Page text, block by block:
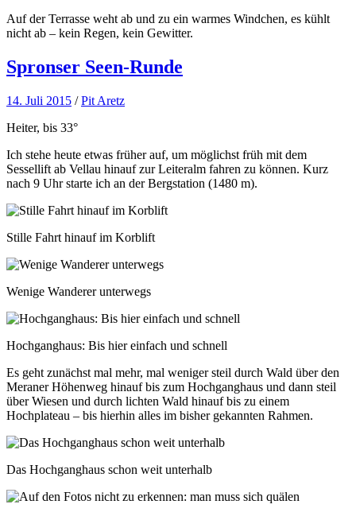
Auf der Terrasse weht ab und zu ein warmes Windchen, es kühlt
nicht ab – kein Regen, kein Gewitter.
Spronser Seen-Runde
14. Juli 2015 /Pit Aretz
Heiter, bis 33°
Ich stehe heute etwas früher auf, um möglichst früh mit dem
Sessellift ab Vellau hinauf zur Leiteralm fahren zu können. Kurz
nach 9 Uhr starte ich an der Bergstation (1480 m).
Stille Fahrt hinauf im Korblift
Wenige Wanderer unterwegs
Hochganghaus: Bis hier einfach und schnell
Es geht zunächst mal mehr, mal weniger steil durch Wald über den
Meraner Höhenweg hinauf bis zum Hochganghaus und dann steil
über Wiesen und durch lichten Wald hinauf bis zu einem
Hochplateau – bis hierhin alles im bisher gekannten Rahmen.
Das Hochganghaus schon weit unterhalb